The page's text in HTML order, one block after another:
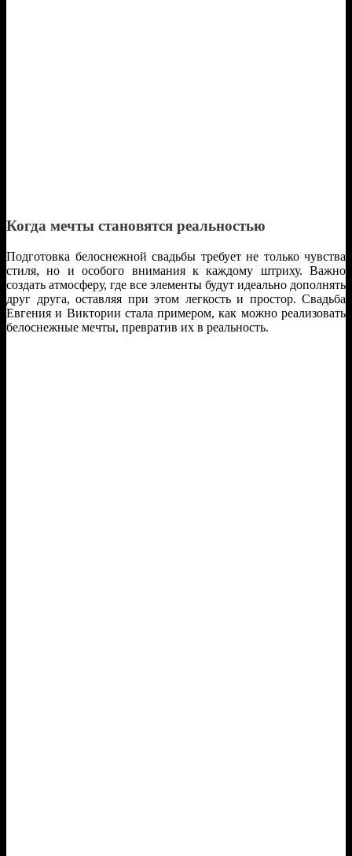
Когда мечты становятся реальностью
Подготовка белоснежной свадьбы требует не только чувства
стиля, но и особого внимания к каждому штриху. Важно
создать атмосферу, где все элементы будут идеально дополнять
друг друга, оставляя при этом легкость и простор. Свадьба
Евгения и Виктории стала примером, как можно реализовать
белоснежные мечты, превратив их в реальность.